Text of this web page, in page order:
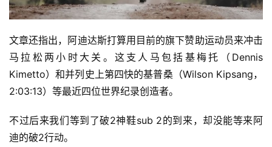
文章还指出，阿迪达斯打算用目前的旗下赞助运动员来冲击
马拉松两小时大关。这支人马包括基梅托（Dennis
Kimetto）和并列史上第四快的基普桑（Wilson Kipsang，
2:03:13）等最近四位世界纪录创造者。
不过后来我们等到了破2神鞋sub 2的到来，却没能等来阿
迪的破2行动。